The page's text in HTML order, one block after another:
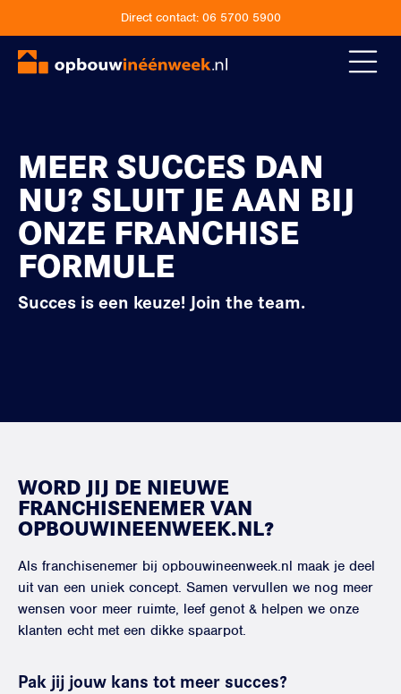
Direct contact: 06 5700 5900
MEER SUCCES DAN
NU? SLUIT JE AAN BIJ
ONZE FRANCHISE
FORMULE
Succes is een keuze! Join the team.
WORD JIJ DE NIEUWE
FRANCHISENEMER VAN
OPBOUWINEENWEEK.NL?
Als franchisenemer bij opbouwineenweek.nl maak je deel
uit van een uniek concept. Samen vervullen we nog meer
wensen voor meer ruimte, leef genot & helpen we onze
klanten echt met een dikke spaarpot.
Pak jij jouw kans tot meer succes?